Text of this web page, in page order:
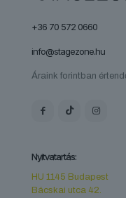
+36 70 572 0660
info@stagezone.hu
Áraink forintban
Nyitvatartás:
HU 1145 Budapest
Bácskai utca 42.